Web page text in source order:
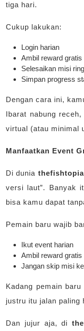
tiga hari.
Cukup lakukan:
Login harian
Ambil reward gratis
Selesaikan misi
Simpan progress
Dengan cara ini,
Ibarat nabung
virtual (atau minimal
Manfaatkan Event
Di dunia thefishtopia
versi laut”. Banyak
bisa kamu dapat
Pemain baru wajib
Ikut event harian
Ambil reward gratis
Jangan skip misi
Kadang pemain
justru itu jalan paling
Dan jujur aja, di